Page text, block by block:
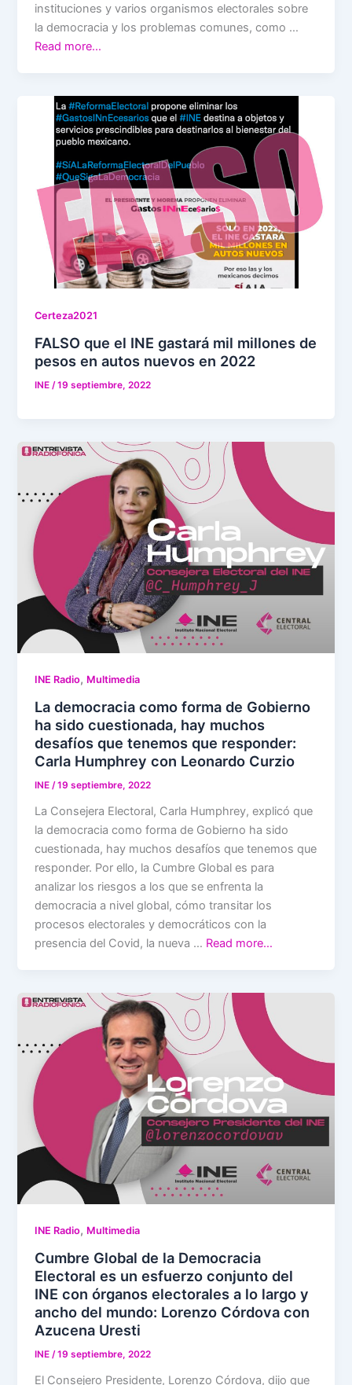
instituciones y varios organismos electorales sobre
la democracia y los problemas comunes, como …
Read more…
Certeza2021
FALSO que el INE gastará mil millones de
pesos en autos nuevos en 2022
INE/19 septiembre, 2022
INE Radio, Multimedia
La democracia como forma de Gobierno
ha sido cuestionada, hay muchos
desafíos que tenemos que responder:
Carla Humphrey con Leonardo Curzio
INE/19 septiembre, 2022
La Consejera Electoral, Carla Humphrey, explicó que
la democracia como forma de Gobierno ha sido
cuestionada, hay muchos desafíos que tenemos que
responder. Por ello, la Cumbre Global es para
analizar los riesgos a los que se enfrenta la
democracia a nivel global, cómo transitar los
procesos electorales y democráticos con la
presencia del Covid, la nueva … Read more…
INE Radio, Multimedia
Cumbre Global de la Democracia
Electoral es un esfuerzo conjunto del
INE con órganos electorales a lo largo y
ancho del mundo: Lorenzo Córdova con
Azucena Uresti
INE/19 septiembre, 2022
El Consejero Presidente, Lorenzo Córdova, dijo que